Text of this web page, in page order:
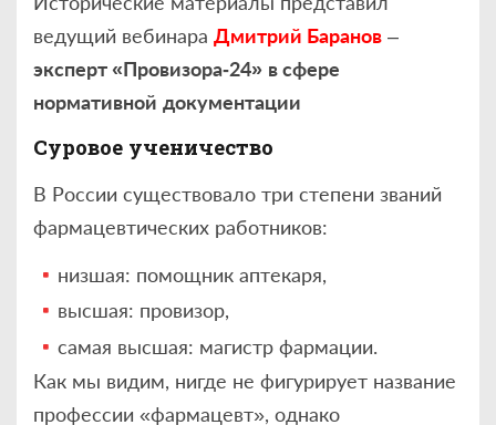
ведущий вебинара Дмитрий Баранов –
эксперт «Провизора‑24» в сфере
нормативной документации
Суровое ученичество
В России существовало три степени званий
фармацевтических работников:
низшая: помощник аптекаря,
высшая: провизор,
самая высшая: магистр фармации.
Как мы видим, нигде не фигурирует название
профессии «фармацевт», однако